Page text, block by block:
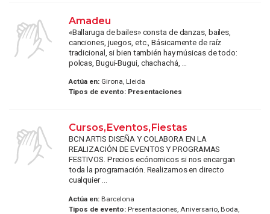
Amadeu
«Ballaruga de bailes» consta de danzas, bailes,
canciones, juegos, etc., Básicamente de raíz
tradicional, si bien también hay músicas de todo:
polcas, Bugui-Bugui, chachachá, ...
Actúa en:Girona, Lleida
Tipos de evento: Presentaciones
Cursos,Eventos,Fiestas
BCN ARTIS DISEÑA Y COLABORA EN LA
REALIZACIÓN DE EVENTOS Y PROGRAMAS
FESTIVOS. Precios ecónomicos si nos encargan
toda la programación. Realizamos en directo
cualquier ...
Actúa en:Barcelona
Tipos de evento:Presentaciones, Aniversario, Boda,